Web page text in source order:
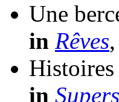
Une
in Rêves
in